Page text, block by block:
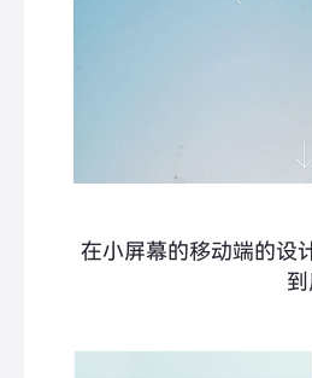
在小屏幕的移动端的设
到